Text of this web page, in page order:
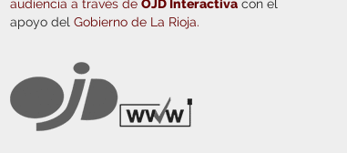
audiencia a través deOJD Interactiva con el
apoyo delGobierno de La Rioja.